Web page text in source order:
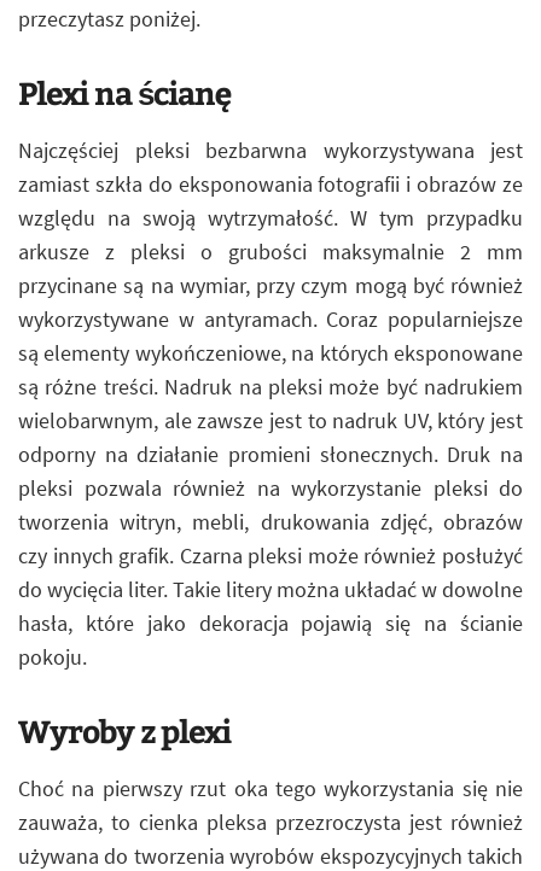
przeczytasz poniżej.
Plexi na ścianę
Najczęściej pleksi bezbarwna wykorzystywana jest
zamiast szkła do eksponowania fotografii i obrazów ze
względu na swoją wytrzymałość. W tym przypadku
arkusze z pleksi o grubości maksymalnie 2 mm
przycinane są na wymiar, przy czym mogą być również
wykorzystywane w antyramach. Coraz popularniejsze
są elementy wykończeniowe, na których eksponowane
są różne treści. Nadruk na pleksi może być nadrukiem
wielobarwnym, ale zawsze jest to nadruk UV, który jest
odporny na działanie promieni słonecznych. Druk na
pleksi pozwala również na wykorzystanie pleksi do
tworzenia witryn, mebli, drukowania zdjęć, obrazów
czy innych grafik. Czarna pleksi może również posłużyć
do wycięcia liter. Takie litery można układać w dowolne
hasła, które jako dekoracja pojawią się na ścianie
pokoju.
Wyroby z plexi
Choć na pierwszy rzut oka tego wykorzystania się nie
zauważa, to cienka pleksa przezroczysta jest również
używana do tworzenia wyrobów ekspozycyjnych takich